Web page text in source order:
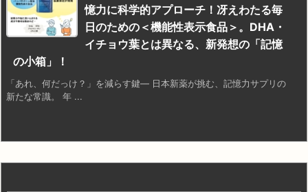
憶力に科学的アプローチ！冴えわたる毎
日のための＜機能性表示食品＞。DHA・
イチョウ葉とは異なる、新発想の「記憶
の小箱」！
「あれ、何だっけ？」を減らす鍵— 日本新薬が挑む、記憶力サプリの
新たな常識。 年 ...